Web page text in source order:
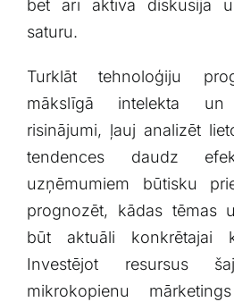
bet arī aktīva diskusija⁤
saturu.
Turklāt‍ tehnoloģiju
mākslīgā ‍intelekta un
risinājumi, ļauj ‍analizēt
tendences daudz
uzņēmumiem būtisku
prognozēt, kādas tēmas​
būt aktuāli konkrētajai
Investējot resursus
mikrokopienu